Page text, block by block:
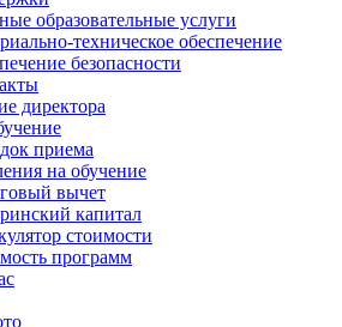
образовательные услуги
техническое обеспечение
безопасности
директора
приема
на обучение
вычет
капитал
стоимости
программ